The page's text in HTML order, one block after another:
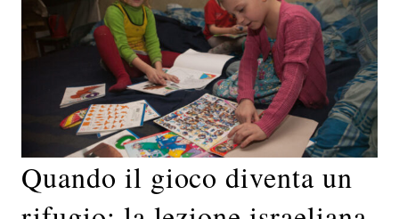
Quando il gioco diventa un